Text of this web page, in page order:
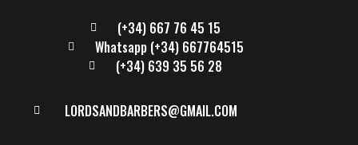
(+34) 667 76 45 15
Whatsapp (+34) 667764515
(+34) 639 35 56 28
LORDSANDBARBERS@GMAIL.COM